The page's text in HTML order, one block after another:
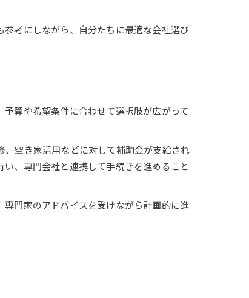
考にしながら、自分たちに最適な会社選び
算や希望条件に合わせて選択肢が広がって
空き家活用などに対して補助金が支給され
、専門会社と連携して手続きを進めること
門家のアドバイスを受けながら計画的に進